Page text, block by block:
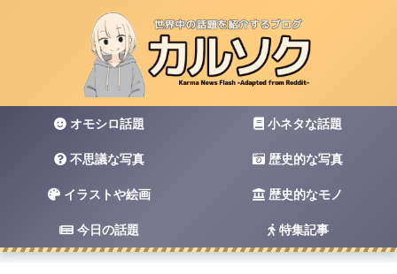
オモシロ話題 小ネタな話題
不思議な写真 歴史的な写真
イラストや絵画 歴史的なモノ
今日の話題 特集記事